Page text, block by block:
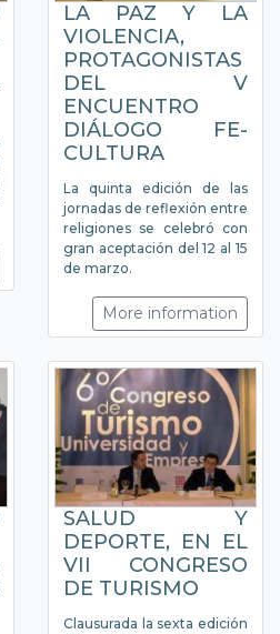
LA PAZ Y LA
VIOLENCIA,
PROTAGONISTAS
DEL V
ENCUENTRO
DIÁLOGO FE-
CULTURA
La quinta edición de las
jornadas de reflexión entre
religiones se celebró con
gran aceptación del 12 al 15
de marzo.
More information
SALUD Y
DEPORTE, EN EL
VII CONGRESO
DE TURISMO
Clausurada la sexta edición